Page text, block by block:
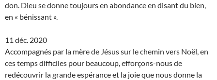
don. Dieu se donne toujours en abondance en disant du bien,
en « bénissant ».
11 déc. 2020
Accompagnés par la mère de Jésus sur le chemin vers Noël, en
ces temps difficiles pour beaucoup, efforçons-nous de
redécouvrir la grande espérance et la joie que nous donne la